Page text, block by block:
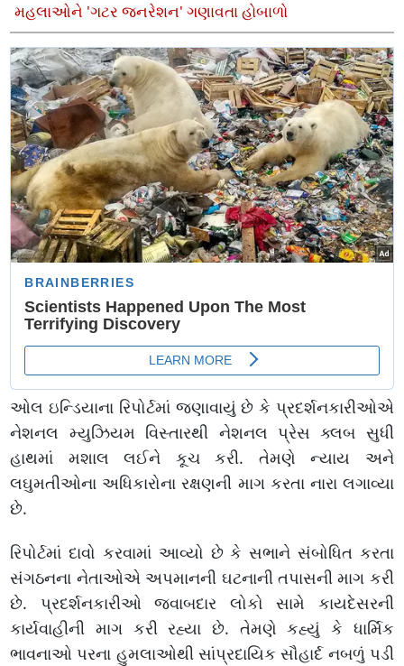
મહલાઓને 'ગટર જનરેશન' ગણાવતા હોબાળો
ઓલ ઇન્ડિયાના રિપોર્ટમાં જણાવાયું છે કે પ્રદર્શનકારીઓએ
નેશનલ મ્યુઝિયમ વિસ્તારથી નેશનલ પ્રેસ ક્લબ સુધી
હાથમાં મશાલ લઈને કૂચ કરી. તેમણે ન્યાય અને
લઘુમતીઓના અધિકારોના રક્ષણની માગ કરતા નારા લગાવ્યા
છે.
રિપોર્ટમાં દાવો કરવામાં આવ્યો છે કે સભાને સંબોધિત કરતા
સંગઠનના નેતાઓએ અપમાનની ઘટનાની તપાસની માગ કરી
છે. પ્રદર્શનકારીઓ જવાબદાર લોકો સામે કાયદેસરની
કાર્યવાહીની માગ કરી રહ્યા છે. તેમણે કહ્યું કે ધાર્મિક
ભાવનાઓ પરના હુમલાઓથી સાંપ્રદાયિક સૌહાર્દ નબળું પડી